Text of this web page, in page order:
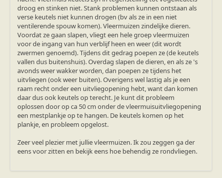
droog en stinken niet. Stank problemen kunnen ontstaan als
verse keutels niet kunnen drogen (bv als ze in een niet
ventilerende spouw komen). Vleermuizen zindelijke dieren.
Voordat ze gaan slapen, vliegt een hele groep vleermuizen
voor de ingang van hun verblijf heen en weer (dit wordt
zwermen genoemd). Tijdens dit gedrag poepen ze (de keutels
vallen dus buitenshuis). Overdag slapen de dieren, en als ze 's
avonds weer wakker worden, dan poepen ze tijdens het
uitvliegen (ook weer buiten). Overigens wel lastig als je een
raam recht onder een uitvliegopening hebt, want dan komen
daar dus ook keutels op terecht. Je kunt dit probleem
oplossen door op ca 50 cm onder de vleermuisuitvliegopening
een mestplankje op te hangen. De keutels komen op het
plankje, en probleem opgelost.
Zeer veel plezier met jullie vleermuizen. Ik zou zeggen ga der
eens voor zitten en bekijk eens hoe behendig ze rondvliegen.